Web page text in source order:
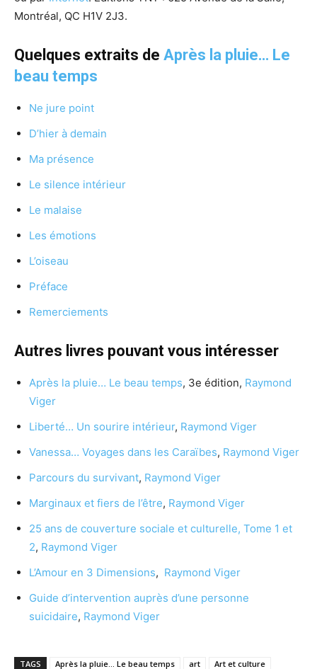
Montréal, QC H1V 2J3.
Quelques extraits de Après la pluie… Le
beau temps
Ne jure point
D’hier à demain
Ma présence
Le silence intérieur
Le malaise
Les émotions
L’oiseau
Préface
Remerciements
Autres livres pouvant vous intéresser
Après la pluie… Le beau temps, 3e édition, Raymond
Viger
Liberté… Un sourire intérieur, Raymond Viger
Vanessa… Voyages dans les Caraïbes, Raymond Viger
Parcours du survivant, Raymond Viger
Marginaux et fiers de l’être, Raymond Viger
25 ans de couverture sociale et culturelle, Tome 1 et
2, Raymond Viger
L’Amour en 3 Dimensions, Raymond Viger
Guide d’intervention auprès d’une personne
suicidaire, Raymond Viger
TAGS Après la pluie... Le beau temps art Art et culture